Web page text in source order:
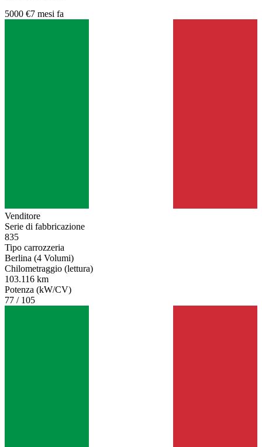
5000 €7 mesi fa
Venditore
Serie di fabbricazione
835
Tipo carrozzeria
Berlina (4 Volumi)
Chilometraggio (lettura)
103.116 km
Potenza (kW/CV)
77 / 105